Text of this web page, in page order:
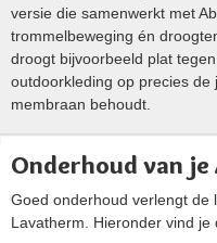
versie die samenwerkt met
trommelbeweging én
droogt bijvoorbeeld plat
outdoorkleding op precies
membraan behoudt.
Onderhoud van je
Goed onderhoud verlengt de
Lavatherm. Hieronder vind je